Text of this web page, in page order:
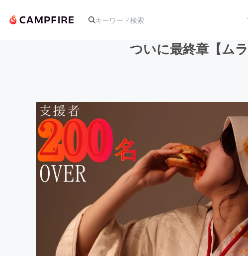
アート・写真 音楽
テクノロジー・ガジェット ゲ
映像・映画 書籍
ビジネス・起業 チャ
まちづくり・地域活性化
ついに最終章【ム